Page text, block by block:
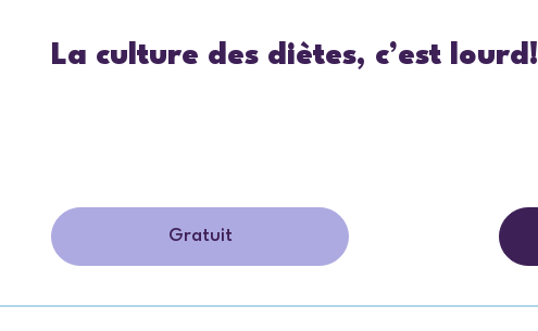
La culture des diètes, c’est lourd!
Gratuit